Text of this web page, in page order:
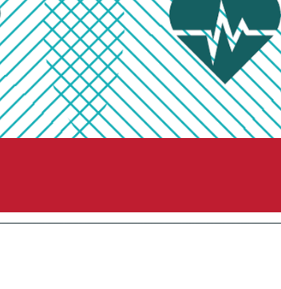
i mindre omfang end ikke-beskæftigede